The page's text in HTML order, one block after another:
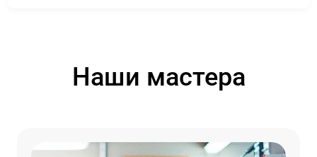
Наши мастера